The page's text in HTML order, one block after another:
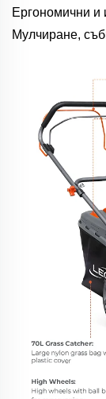
Ергономични и
Мулчиране,